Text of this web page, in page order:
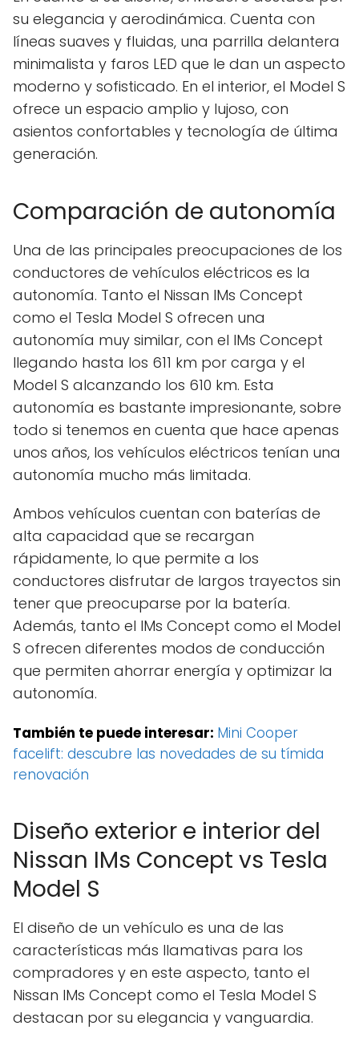
su elegancia y aerodinámica. Cuenta con
líneas suaves y fluidas, una parrilla delantera
minimalista y faros LED que le dan un aspecto
moderno y sofisticado. En el interior, el Model S
ofrece un espacio amplio y lujoso, con
asientos confortables y tecnología de última
generación.
Comparación de autonomía
Una de las principales preocupaciones de los
conductores de vehículos eléctricos es la
autonomía. Tanto el Nissan IMs Concept
como el Tesla Model S ofrecen una
autonomía muy similar, con el IMs Concept
llegando hasta los 611 km por carga y el
Model S alcanzando los 610 km. Esta
autonomía es bastante impresionante, sobre
todo si tenemos en cuenta que hace apenas
unos años, los vehículos eléctricos tenían una
autonomía mucho más limitada.
Ambos vehículos cuentan con baterías de
alta capacidad que se recargan
rápidamente, lo que permite a los
conductores disfrutar de largos trayectos sin
tener que preocuparse por la batería.
Además, tanto el IMs Concept como el Model
S ofrecen diferentes modos de conducción
que permiten ahorrar energía y optimizar la
autonomía.
También te puede interesar: Mini Cooper
facelift: descubre las novedades de su tímida
renovación
Diseño exterior e interior del
Nissan IMs Concept vs Tesla
Model S
El diseño de un vehículo es una de las
características más llamativas para los
compradores y en este aspecto, tanto el
Nissan IMs Concept como el Tesla Model S
destacan por su elegancia y vanguardia.